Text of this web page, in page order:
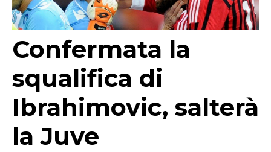
Confermata la
squalifica di
Ibrahimovic, salterà
la Juve